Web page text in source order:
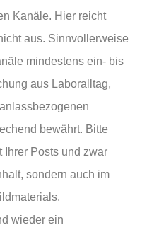
Kanäle. Hier reicht
aus. Sinnvollerweise
mindestens ein- bis
aus Laboralltag,
bewährt. Bitte
Ihrer Posts und zwar
sondern auch im
wieder ein